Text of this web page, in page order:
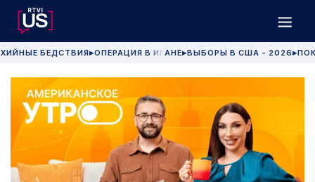
БЕДСТВИЯ▶ОПЕРАЦИЯ В ИРАНЕ▶ВЫБОРЫ В США - 2026 ▶